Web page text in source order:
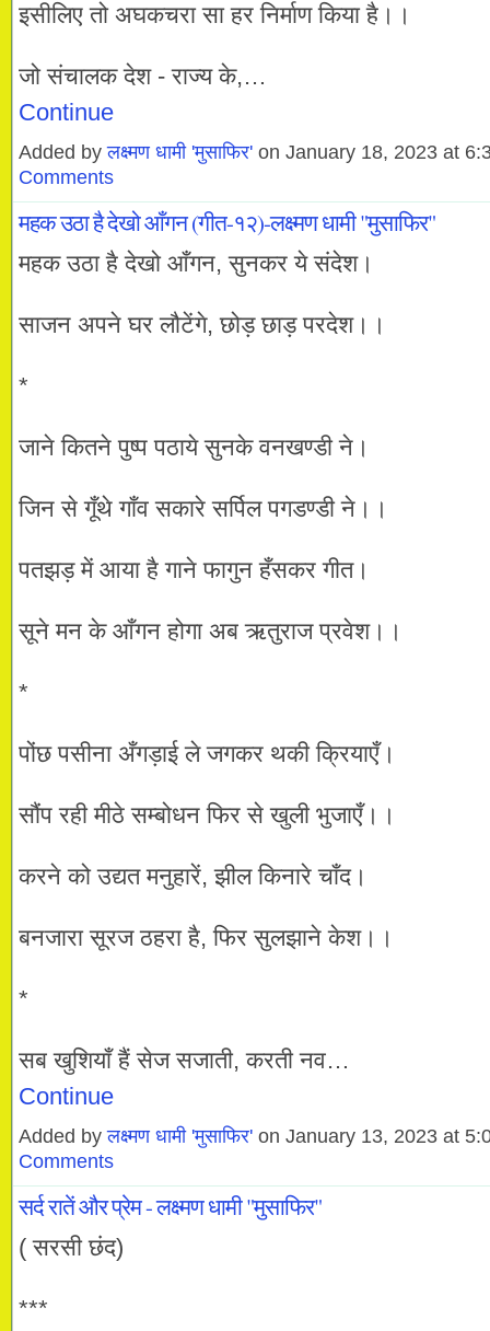
इसीलिए तो अघकचरा सा हर निर्माण किया है।।
जो संचालक देश - राज्य के,…
Continue
Added byलक्ष्मण धामी 'मुसाफिर' on January 18, 2023 at
Comments
महक उठा है देखो आँगन (गीत-१२)-लक्ष्मण धामी "मुसाफिर"
महक उठा है देखो आँगन, सुनकर ये संदेश।
साजन अपने घर लौटेंगे, छोड़ छाड़ परदेश।।
*
जाने कितने पुष्प पठाये सुनके वनखण्डी ने।
जिन से गूँथे गाँव सकारे सर्पिल पगडण्डी ने।।
पतझड़ में आया है गाने फागुन हँसकर गीत।
सूने मन के आँगन होगा अब ऋतुराज प्रवेश।।
*
पोंछ पसीना अँगड़ाई ले जगकर थकी क्रियाएँ।
सौंप रही मीठे सम्बोधन फिर से खुली भुजाएँ।।
करने को उद्यत मनुहारें, झील किनारे चाँद।
बनजारा सूरज ठहरा है, फिर सुलझाने केश।।
*
सब खुशियाँ हैं सेज सजाती, करती नव…
Continue
Added byलक्ष्मण धामी 'मुसाफिर' on January 13, 2023 at
Comments
सर्द रातें और प्रेम - लक्ष्मण धामी "मुसाफिर"
( सरसी छंद)
***